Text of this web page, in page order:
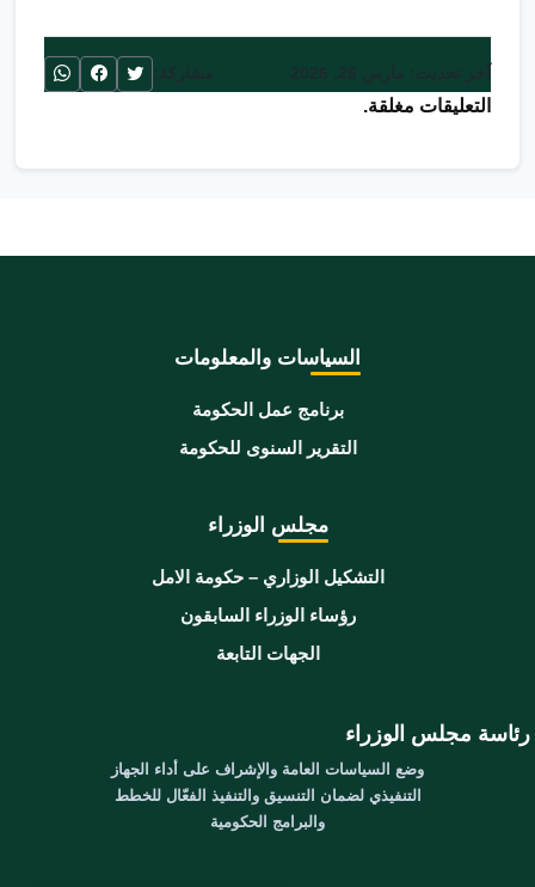
التعليقات مغلقة.
السياسات والمعلومات
برنامج عمل الحكومة
التقرير السنوى للحكومة
مجلس الوزراء
التشكيل الوزاري – حكومة الامل
رؤساء الوزراء السابقون
الجهات التابعة
رئاسة مجلس الوزراء
وضع السياسات العامة والإشراف على أداء الجهاز
التنفيذي لضمان التنسيق والتنفيذ الفعّال للخطط
والبرامج الحكومية